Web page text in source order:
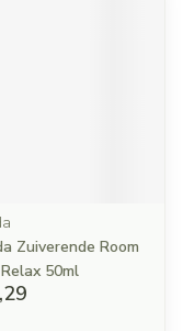
Zuiverende Room
50ml